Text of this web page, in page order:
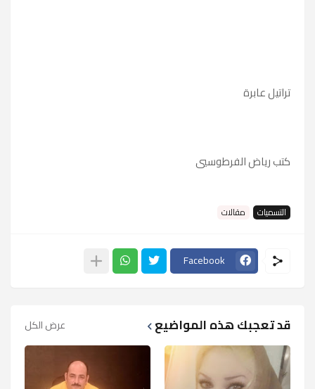
تراتيل عابرة
كتب رياض الفرطوسيي
التسميات مقالات
Facebook
قد تعجبك هذه المواضيع عرض الكل